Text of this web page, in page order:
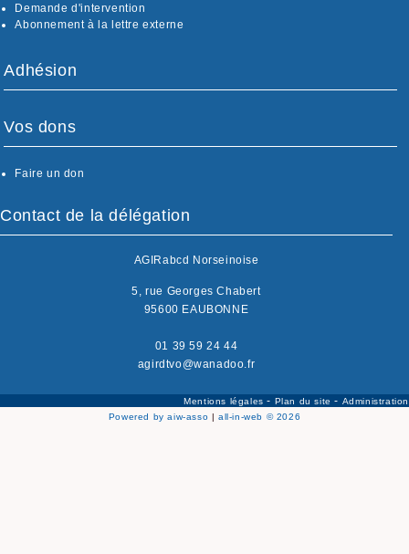
Demande d'intervention
Abonnement à la lettre externe
Adhésion
Vos dons
Faire un don
Contact de la délégation
AGIRabcd Norseinoise
5, rue Georges Chabert
95600 EAUBONNE
01 39 59 24 44
agirdtvo@wanadoo.fr
Mentions légales- Plan du site- Administration
Powered by aiw-asso | all-in-web © 2026